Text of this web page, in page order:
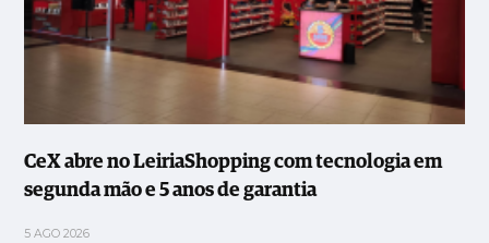
CeX abre no LeiriaShopping com tecnologia em
segunda mão e 5 anos de garantia
5 AGO 2026